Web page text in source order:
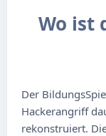
Wo ist
Der
Hackerangriff
rekonstruiert.